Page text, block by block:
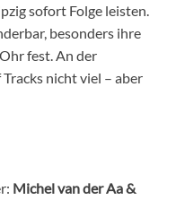
sofort Folge leisten.
besonders ihre
fest. An der
nicht viel – aber
Michel van der Aa &